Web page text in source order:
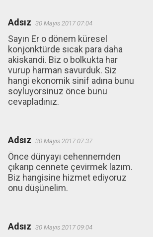
Adsız 30 Mayıs 2017 07:04
Sayın Er o dönem küresel
konjonktürde sıcak para daha
akiskandi. Biz o bolkukta har
vurup harman savurduk. Siz
hangi ekonomik sinif adına bunu
soyluyorsinuz önce bunu
cevapladınız.
Adsız 30 Mayıs 2017 07:37
Önce dünyayı cehennemden
çıkarıp cennete çevirmek lazım.
Biz hangisine hizmet ediyoruz
onu düşünelim.
Adsız 30 Mayıs 2017 09:04